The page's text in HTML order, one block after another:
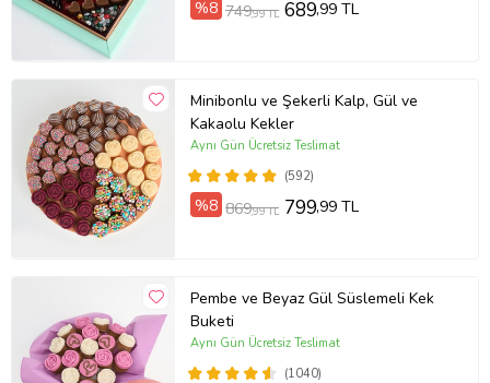
%8 749,99 TL 689,99 TL
Minibonlu ve Şekerli Kalp, Gül ve
Kakaolu Kekler
(592)
Aynı Gün Ücretsiz Teslimat
%8 869,99 TL 799,99 TL
Pembe ve Beyaz Gül Süslemeli Kek
Buketi
(1040)
Aynı Gün Ücretsiz Teslimat